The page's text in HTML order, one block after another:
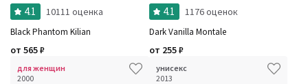
4.1 10111 оценка
Black Phantom Kilian
от 565₽
4.1 1176 оценок
Dark Vanilla Montale
от 255₽
для женщин
2000
унисекс
2013